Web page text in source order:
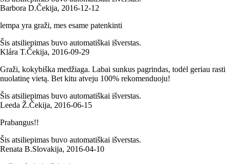
Barbora D.Čekija, 2016‑12‑12
lempa yra graži, mes esame patenkinti
Šis atsiliepimas buvo automatiškai išverstas.
Klára T.Čekija, 2016‑09‑29
Graži, kokybiška medžiaga. Labai sunkus pagrindas, todėl geriau rasti
nuolatinę vietą. Bet kitu atveju 100% rekomenduoju!
Šis atsiliepimas buvo automatiškai išverstas.
Leeda Ž.Čekija, 2016‑06‑15
Prabangus!!
Šis atsiliepimas buvo automatiškai išverstas.
Renata B.Slovakija, 2016‑04‑10